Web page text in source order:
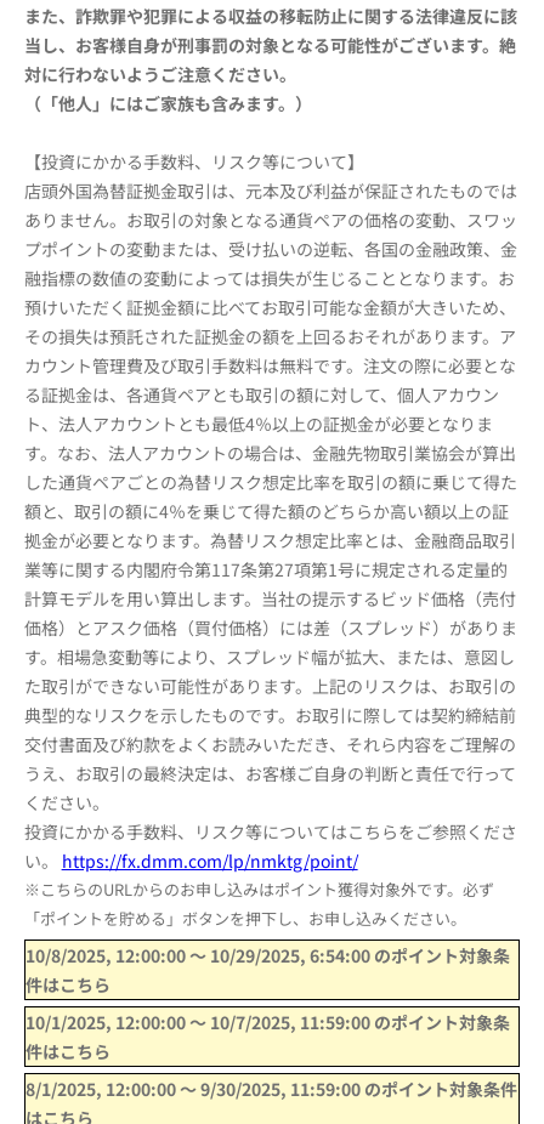
また、詐欺罪や犯罪による収益の移転防止に関する法律違反に該
当し、お客様自身が刑事罰の対象となる可能性がございます。絶
対に行わないようご注意ください。
（「他人」にはご家族も含みます。）
【投資にかかる手数料、リスク等について】
店頭外国為替証拠金取引は、元本及び利益が保証されたものでは
ありません。お取引の対象となる通貨ペアの価格の変動、スワッ
プポイントの変動または、受け払いの逆転、各国の金融政策、金
融指標の数値の変動によっては損失が生じることとなります。お
預けいただく証拠金額に比べてお取引可能な金額が大きいため、
その損失は預託された証拠金の額を上回るおそれがあります。ア
カウント管理費及び取引手数料は無料です。注文の際に必要とな
る証拠金は、各通貨ペアとも取引の額に対して、個人アカウン
ト、法人アカウントとも最低4％以上の証拠金が必要となりま
す。なお、法人アカウントの場合は、金融先物取引業協会が算出
した通貨ペアごとの為替リスク想定比率を取引の額に乗じて得た
額と、取引の額に4％を乗じて得た額のどちらか高い額以上の証
拠金が必要となります。為替リスク想定比率とは、金融商品取引
業等に関する内閣府令第117条第27項第1号に規定される定量的
計算モデルを用い算出します。当社の提示するビッド価格（売付
価格）とアスク価格（買付価格）には差（スプレッド）がありま
す。相場急変動等により、スプレッド幅が拡大、または、意図し
た取引ができない可能性があります。上記のリスクは、お取引の
典型的なリスクを示したものです。お取引に際しては契約締結前
交付書面及び約款をよくお読みいただき、それら内容をご理解の
うえ、お取引の最終決定は、お客様ご自身の判断と責任で行って
ください。
投資にかかる手数料、リスク等についてはこちらをご参照くださ
い。 https://fx.dmm.com/lp/nmktg/point/
※こちらのURLからのお申し込みはポイント獲得対象外です。必ず
「ポイントを貯める」ボタンを押下し、お申し込みください。
10/8/2025, 12:00:00〜 10/29/2025, 6:54:00 のポイント対象条
件はこちら
10/1/2025, 12:00:00〜 10/7/2025, 11:59:00 のポイント対象条
件はこちら
8/1/2025, 12:00:00〜9/30/2025, 11:59:00 のポイント対象条件
はこちら